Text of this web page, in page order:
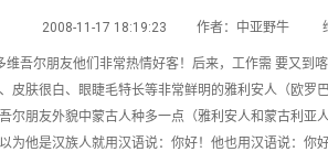
2008-11-17 18:19:23 作者：中亚野牛
吾尔朋友他们非常热情好客！后来，工作需 要又到
皮肤很白、眼睫毛特长等非常鲜明的雅利安人（欧罗
朋友外貌中蒙古人种多一点（雅利安人和蒙古利亚
为他是汉族人就用汉语说：你好！他也用汉语说：你